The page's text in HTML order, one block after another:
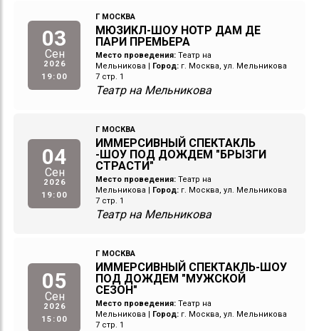
03
Сен
2026
19:00
Г МОСКВА
МЮЗИКЛ-ШОУ НОТР ДАМ ДЕ
ПАРИ ПРЕМЬЕРА
Место проведения: Театр на
Мельникова
Город: г. Москва, ул. Мельникова
7 стр. 1
Театр на Мельникова
04
Сен
2026
19:00
Г МОСКВА
ИММЕРСИВНЫЙ СПЕКТАКЛЬ
-ШОУ ПОД ДОЖДЕМ "БРЫЗГИ
СТРАСТИ"
Место проведения: Театр на
Мельникова
Город: г. Москва, ул. Мельникова
7 стр. 1
Театр на Мельникова
05
Сен
2026
15:00
Г МОСКВА
ИММЕРСИВНЫЙ СПЕКТАКЛЬ-ШОУ
ПОД ДОЖДЕМ "МУЖСКОЙ
СЕЗОН"
Место проведения: Театр на
Мельникова
Город: г. Москва, ул. Мельникова
7 стр. 1